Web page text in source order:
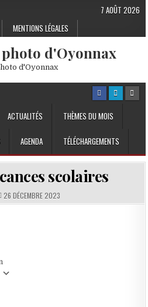
MENTIONS LÉGALES
7 AOÛT 2026
photo d'Oyonnax
d'Oyonnax
ACTUALITÉS THÈMES DU MOIS
AGENDA TÉLÉCHARGEMENTS
scolaires
26 DÉCEMBRE 2023